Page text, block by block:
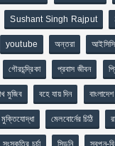
Sushant Singh Rajput
youtube অন্তরা আইসিসি
গৌরচন্দ্রিকা প্রবাস জীবন
মুজিব বহে যায় দিন বাংলাদেশ
মুক্তিযোদ্ধা মেলবোর্নের চিঠি
সংস্কৃতির চর্চা সিডনি স্বপ্ন-